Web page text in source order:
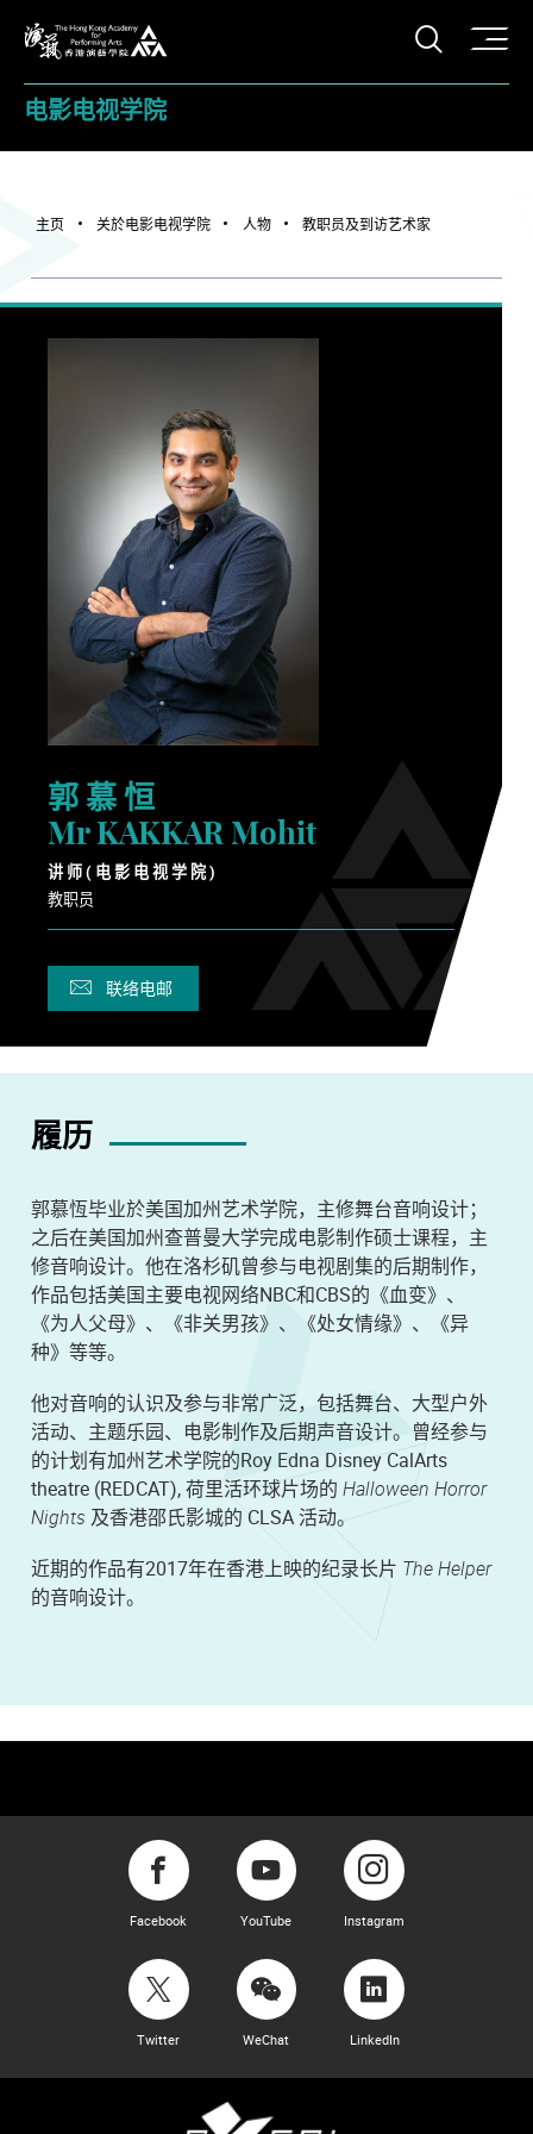
打开
电影电视学院
主页 关於电影电视学院 人物 教职员及到访艺术家
郭 慕 恒
Mr KAKKAR Mohit
讲 师 ( 电 影 电 视 学 院 )
教职员
联络电邮
履历
郭慕恆毕业於美国加州艺术学院，主修舞台音响设计；
之后在美国加州查普曼大学完成电影制作硕士课程，主
修音响设计。他在洛杉矶曾参与电视剧集的后期制作，
作品包括美国主要电视网络NBC和CBS的《血变》、
《为人父母》、《非关男孩》、《处女情缘》、《异
种》等等。
他对音响的认识及参与非常广泛，包括舞台、大型户外
活动、主题乐园、电影制作及后期声音设计。曾经参与
的计划有加州艺术学院的Roy Edna Disney CalArts
theatre (REDCAT), 荷里活环球片场的 Halloween Horror
Nights 及香港邵氏影城的 CLSA 活动。
近期的作品有2017年在香港上映的纪录长片 The Helper
的音响设计。
Facebook YouTube Instagram
Twitter WeChat LinkedIn